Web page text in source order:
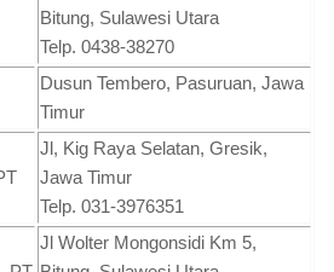
Bitung, Sulawesi Utara
Telp. 0438-38270
Dusun Tembero, Pasuruan, Jawa
Timur
Jl, Kig Raya Selatan, Gresik,
Jawa Timur
Telp. 031-3976351
Jl Wolter Mongonsidi Km 5,